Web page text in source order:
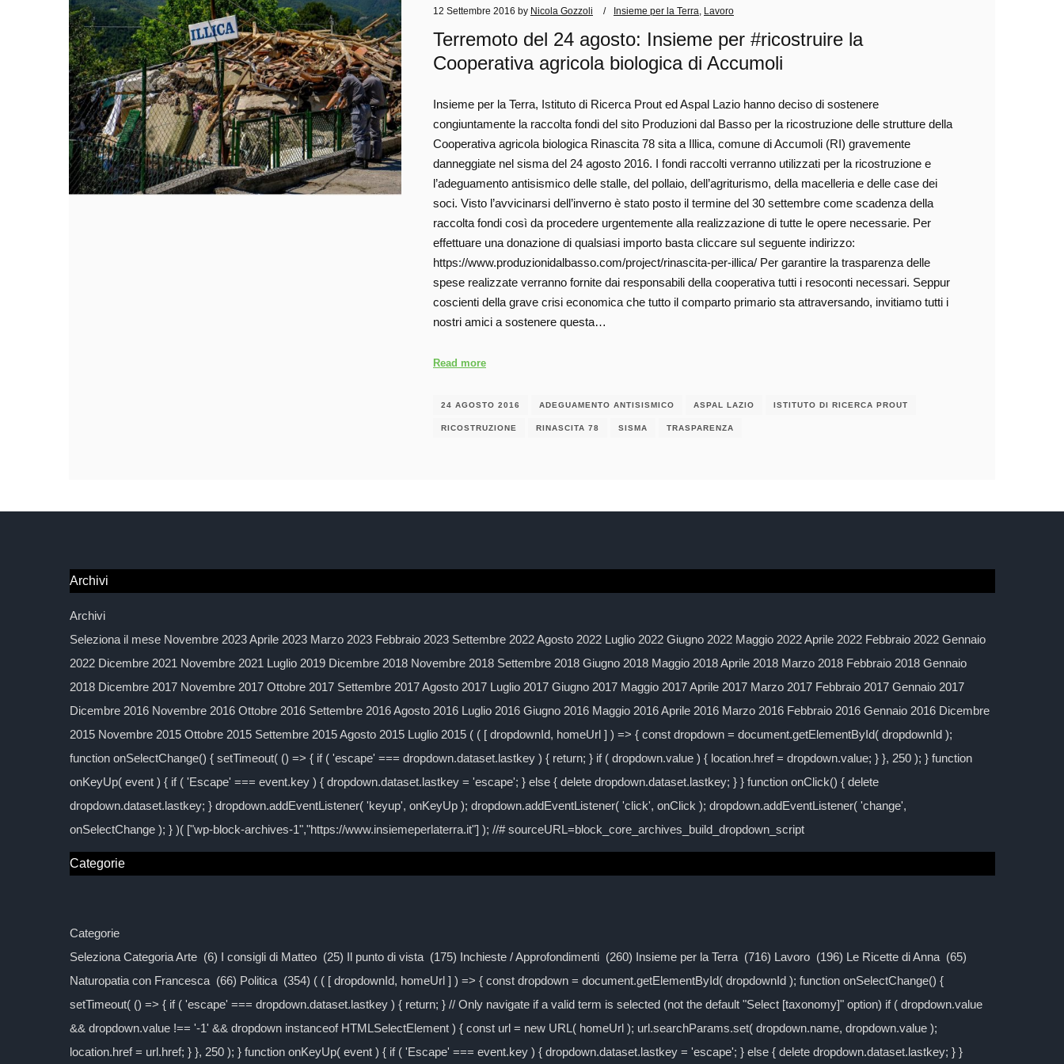
12 Settembre 2016 by Nicola Gozzoli Insieme per la Terra Lavoro
Terremoto del 24 agosto: Insieme per #ricostruire la
Cooperativa agricola biologica di Accumoli
Insieme per la Terra, Istituto di Ricerca Prout ed Aspal Lazio hanno deciso di sostenere
congiuntamente la raccolta fondi del sito Produzioni dal Basso per la ricostruzione delle strutture della
Cooperativa agricola biologica Rinascita 78 sita a Illica, comune di Accumoli (RI) gravemente
danneggiate nel sisma del 24 agosto 2016. I fondi raccolti verranno utilizzati per la ricostruzione e
l’adeguamento antisismico delle stalle, del pollaio, dell’agriturismo, della macelleria e delle case dei
soci. Visto l’avvicinarsi dell’inverno è stato posto il termine del 30 settembre come scadenza della
raccolta fondi così da procedere urgentemente alla realizzazione di tutte le opere necessarie. Per
effettuare una donazione di qualsiasi importo basta cliccare sul seguente indirizzo:
https://www.produzionidalbasso.com/project/rinascita-per-illica/ Per garantire la trasparenza delle
spese realizzate verranno fornite dai responsabili della cooperativa tutti i resoconti necessari. Seppur
coscienti della grave crisi economica che tutto il comparto primario sta attraversando, invitiamo tutti i
nostri amici a sostenere questa…
Read more
24 AGOSTO 2016 ADEGUAMENTO ANTISISMICO ASPAL LAZIO ISTITUTO DI RICERCA PROUT
RICOSTRUZIONE RINASCITA 78 SISMA TRASPARENZA
Archivi
Archivi
Seleziona il mese Novembre 2023 Aprile 2023 Marzo 2023 Febbraio 2023 Settembre 2022 Agosto 2022 Luglio 2022 Giugno 2022 Maggio 2022 Aprile 2022 Febbraio 2022 Gennaio
2022 Dicembre 2021 Novembre 2021 Luglio 2019 Dicembre 2018 Novembre 2018 Settembre 2018 Giugno 2018 Maggio 2018 Aprile 2018 Marzo 2018 Febbraio 2018 Gennaio
2018 Dicembre 2017 Novembre 2017 Ottobre 2017 Settembre 2017 Agosto 2017 Luglio 2017 Giugno 2017 Maggio 2017 Aprile 2017 Marzo 2017 Febbraio 2017 Gennaio 2017
Dicembre 2016 Novembre 2016 Ottobre 2016 Settembre 2016 Agosto 2016 Luglio 2016 Giugno 2016 Maggio 2016 Aprile 2016 Marzo 2016 Febbraio 2016 Gennaio 2016 Dicembre
2015 Novembre 2015 Ottobre 2015 Settembre 2015 Agosto 2015 Luglio 2015 ( ( [ dropdownId, homeUrl ] ) => { const dropdown = document.getElementById( dropdownId );
function onSelectChange() { setTimeout( () => { if ( 'escape' === dropdown.dataset.lastkey ) { return; } if ( dropdown.value ) { location.href = dropdown.value; } }, 250 ); } function
onKeyUp( event ) { if ( 'Escape' === event.key ) { dropdown.dataset.lastkey = 'escape'; } else { delete dropdown.dataset.lastkey; } } function onClick() { delete
dropdown.dataset.lastkey; } dropdown.addEventListener( 'keyup', onKeyUp ); dropdown.addEventListener( 'click', onClick ); dropdown.addEventListener( 'change',
onSelectChange ); } )( ["wp-block-archives-1","https://www.insiemeperlaterra.it"] ); //# sourceURL=block_core_archives_build_dropdown_script
Categorie
Categorie
Seleziona Categoria Arte (6) I consigli di Matteo (25) Il punto di vista (175) Inchieste / Approfondimenti (260) Insieme per la Terra (716) Lavoro (196) Le Ricette di Anna (65)
Naturopatia con Francesca (66) Politica (354) ( ( [ dropdownId, homeUrl ] ) => { const dropdown = document.getElementById( dropdownId ); function onSelectChange() {
setTimeout( () => { if ( 'escape' === dropdown.dataset.lastkey ) { return; } // Only navigate if a valid term is selected (not the default "Select [taxonomy]" option) if ( dropdown.value
&& dropdown.value !== '-1' && dropdown instanceof HTMLSelectElement ) { const url = new URL( homeUrl ); url.searchParams.set( dropdown.name, dropdown.value );
location.href = url.href; } }, 250 ); } function onKeyUp( event ) { if ( 'Escape' === event.key ) { dropdown.dataset.lastkey = 'escape'; } else { delete dropdown.dataset.lastkey; } }